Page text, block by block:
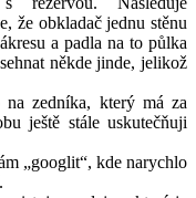
že obkladač jednu stěnu
a padla na to půlka
někde jinde, jelikož
na zedníka, který má za
ještě stále uskutečňuji
„googlit“, kde narychlo